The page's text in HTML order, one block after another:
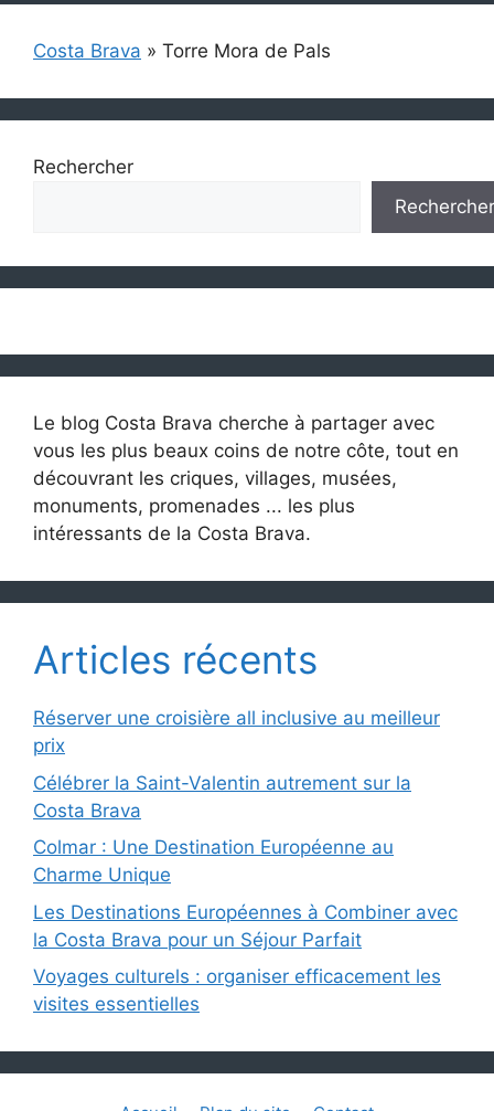
Costa Brava » Torre Mora de Pals
Rechercher
Rechercher
Le blog Costa Brava cherche à partager avec
vous les plus beaux coins de notre côte, tout en
découvrant les criques, villages, musées,
monuments, promenades ... les plus
intéressants de la Costa Brava.
Articles récents
Réserver une croisière all inclusive au meilleur
prix
Célébrer la Saint-Valentin autrement sur la
Costa Brava
Colmar : Une Destination Européenne au
Charme Unique
Les Destinations Européennes à Combiner avec
la Costa Brava pour un Séjour Parfait
Voyages culturels : organiser efficacement les
visites essentielles